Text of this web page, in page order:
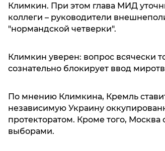
Климкин. При этом глава МИД
коллеги – руководители
"нормандской четверки".
Климкин уверен: вопрос всячески
сознательно блокирует ввод
По мнению Климкина, Кремль
независимую Украину
протекторатом. Кроме того,
выборами.